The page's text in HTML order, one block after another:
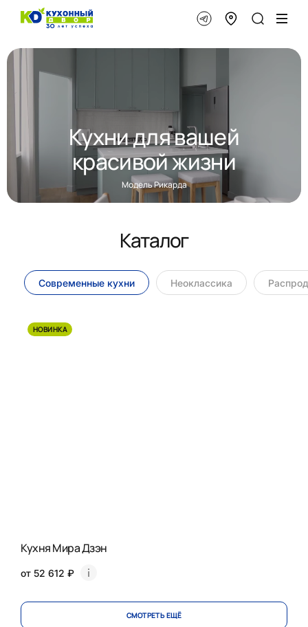
Кухни для вашей
красивой жизни
Модель Рикарда
Каталог
Современные кухни Неоклассика
НОВИНКА
Кухня Мира Дзэн
от 52 612 ₽
СМОТРЕТЬ ЕЩЁ